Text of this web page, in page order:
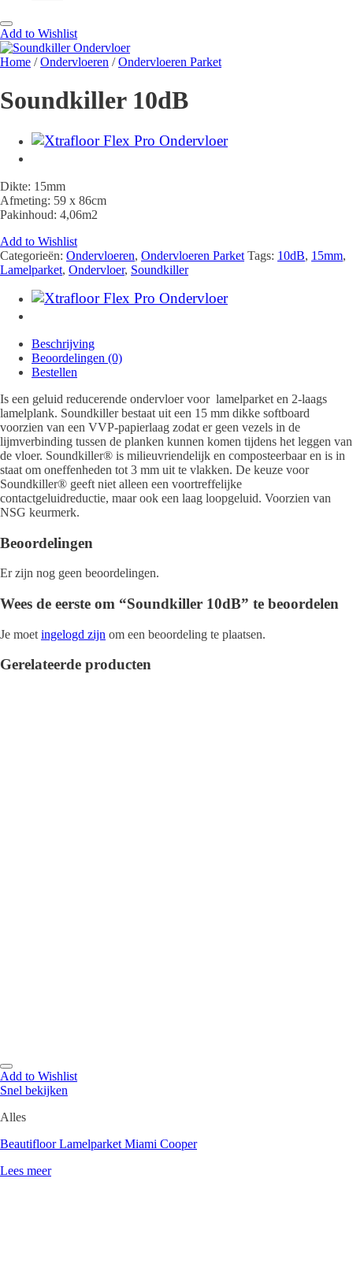
Add to Wishlist
Home / Ondervloeren / Ondervloeren Parket
Soundkiller 10dB
Dikte: 15mm
Afmeting: 59 x 86cm
Pakinhoud: 4,06m2
Add to Wishlist
Categorieën: Ondervloeren, Ondervloeren Parket Tags: 10dB, 15mm,
Lamelparket, Ondervloer, Soundkiller
Beschrijving
Beoordelingen (0)
Bestellen
Is een geluid reducerende ondervloer voor lamelparket en 2-laags
lamelplank. Soundkiller bestaat uit een 15 mm dikke softboard
voorzien van een VVP-papierlaag zodat er geen vezels in de
lijmverbinding tussen de planken kunnen komen tijdens het leggen van
de vloer. Soundkiller® is milieuvriendelijk en composteerbaar en is in
staat om oneffenheden tot 3 mm uit te vlakken. De keuze voor
Soundkiller® geeft niet alleen een voortreffelijke
contactgeluidreductie, maar ook een laag loopgeluid. Voorzien van
NSG keurmerk.
Beoordelingen
Er zijn nog geen beoordelingen.
Wees de eerste om “Soundkiller 10dB” te beoordelen
Je moet ingelogd zijn om een beoordeling te plaatsen.
Gerelateerde producten
Add to Wishlist
Snel bekijken
Alles
Beautifloor Lamelparket Miami Cooper
Lees meer